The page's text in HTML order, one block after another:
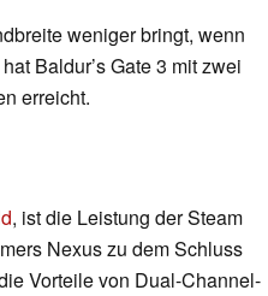
weniger bringt, wenn
Baldur’s Gate 3 mit zwei
erreicht.
, ist die Leistung der Steam
Nexus zu dem Schluss
Vorteile von Dual-Channel-